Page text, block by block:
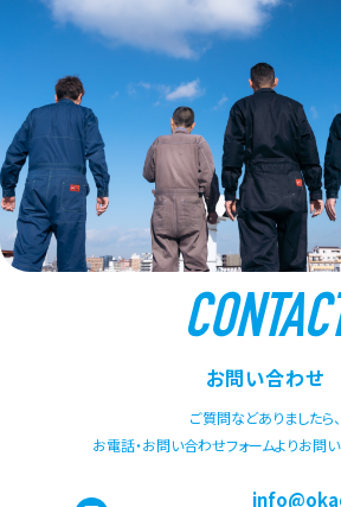
お問い合わせ
ご質問などありましたら、
お電話・お問い合わせフォームよりお問い